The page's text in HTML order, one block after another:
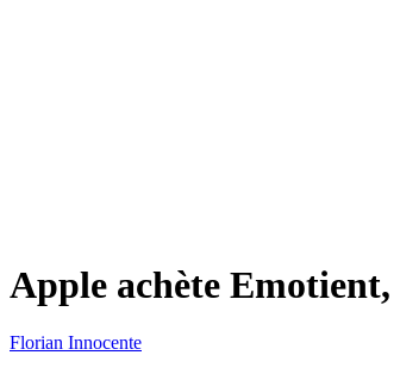
Apple achète Emotient,
Florian Innocente